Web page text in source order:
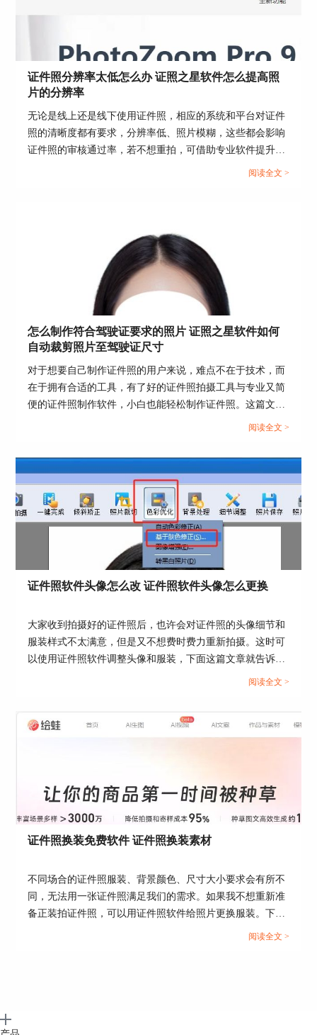
图3：袋鼠证件照
二、证照之星如何让你的证件照满足不同国家的签证要求
上文向大家介绍了三款特点不一的证件照制作软
件，方便大家择需制作签证证件照，那么当只有一
张证件照，该怎么修改以满足不同国家的签证要求
呢？下面就以证照之星为例，向大家演示一下怎么
设置不同签证规格的证件照。
1、首先在官网下载证照之星，打开证照之星后，
点击页面上方的打开文件，选中文件夹中的证件照
并点击打开，将证件照导入证照之星。
图4：导入证件照
2、随后如图5所示，点击页面上方系统设置中
图5：点击“证照规格设置”
3、点击“进入规格仓库搜索”，搜索需要的国家签
证件照分辨率太低怎么办 证照之星软件怎么提高照
片的分辨率
无论是线上还是线下使用证件照，相应的系统和平台对证件
照的清晰度都有要求，分辨率低、照片模糊，这些都会影响
证件照的审核通过率，若不想重拍，可借助专业软件提升分
辨率。这篇文章就告诉大家证件照分辨率太低怎么办，证照
阅读全文 >
怎么制作符合驾驶证要求的照片 证照之星软件如何
自动裁剪照片至驾驶证尺寸
对于想要自己制作证件照的用户来说，难点不在于技术，而
在于拥有合适的工具，有了好的证件照拍摄工具与专业又简
便的证件照制作软件，小白也能轻松制作证件照。这篇文章
就告诉大家怎么制作符合驾驶证要求的照片，证照之星软件
阅读全文 >
证件照软件头像怎么改 证件照软件头像怎么更换
大家收到拍摄好的证件照后，也许会对证件照的头像细节和
服装样式不太满意，但是又不想费时费力重新拍摄。这时可
以使用证件照软件调整头像和服装，下面这篇文章就告诉大
家证件照软件头像怎么改，证件照软件头像怎么更换。...
阅读全文 >
证件照换装免费软件 证件照换装素材
不同场合的证件照服装、背景颜色、尺寸大小要求会有所不
同，无法用一张证件照满足我们的需求。如果我不想重新准
备正装拍证件照，可以用证件照软件给照片更换服装。下面
就给大家介绍一下证件照换装免费软件，证件照换装素材的
阅读全文 >